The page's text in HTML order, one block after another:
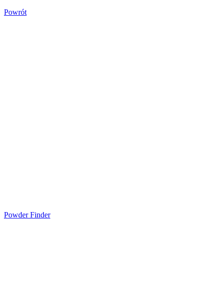
Powrót
Powder Finder